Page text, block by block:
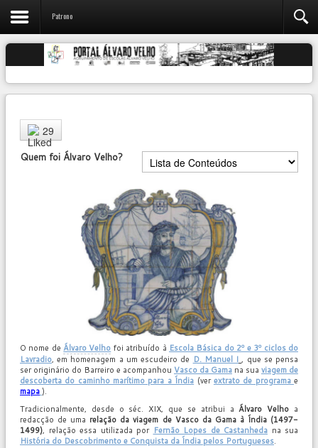
Patrono
User
Rating:4
29
Quem foi Álvaro Velho?
O nome deÁlvaro Velho foi atribuído à Escola Básica do 2º e 3º ciclos do
Lavradio, em homenagem a um escudeiro de D. Manuel I , que se pensa
ser originário do Barreiro e acompanhou Vasco da Gama na sua viagem de
descoberta do caminho marítimo para a Índia (verextrato de programae
mapa).
Tradicionalmente, desde o séc. XIX, que se atribui aÁlvaro Velho a
redacção de uma relação da viagem de Vasco da Gama à Índia (1497-
1499), relação essa utilizada por Fernão Lopes de Castanheda na sua
História do Descobrimento e Conquista da Índia pelos Portugueses.